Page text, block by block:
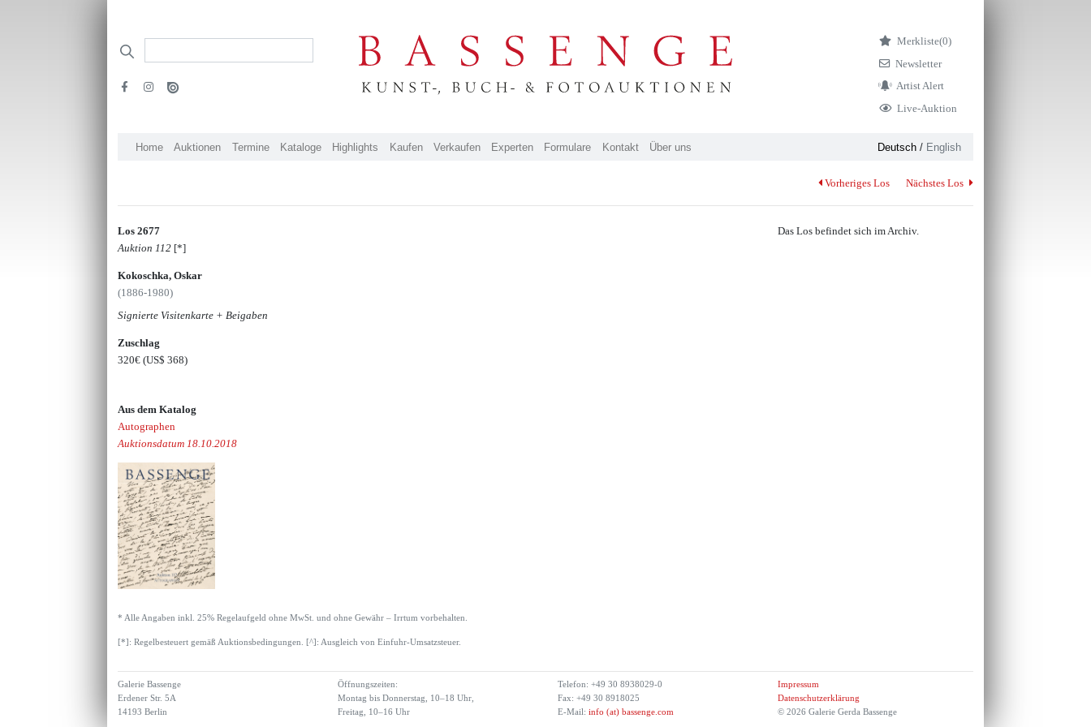
Merkliste(0)
Newsletter
Artist Alert
Live-Auktion
Home Auktionen Termine Kataloge Highlights Kaufen Verkaufen Experten Formulare Kontakt Über uns Deutsch/ English
Vorheriges Los Nächstes Los
Los 2677
Auktion 112 [*]
Kokoschka, Oskar
(1886-1980)
Signierte Visitenkarte + Beigaben
Zuschlag
320€(US$ 368)
Aus dem Katalog
Autographen
Auktionsdatum 18.10.2018
Das Los befindet sich im Archiv.
* Alle Angaben inkl. 25% Regelaufgeld ohne MwSt. und ohne Gewähr – Irrtum vorbehalten.
[*]: Regelbesteuert gemäß Auktionsbedingungen. [^]: Ausgleich von Einfuhr-Umsatzsteuer.
Galerie Bassenge
Erdener Str. 5A
14193 Berlin
Öffnungszeiten:
Montag bis Donnerstag, 10–18 Uhr,
Freitag, 10–16 Uhr
Telefon: +49 30 8938029-0
Fax: +49 30 8918025
E-Mail: info (at) bassenge.com
Impressum
Datenschutzerklärung
© 2026 Galerie Gerda Bassenge